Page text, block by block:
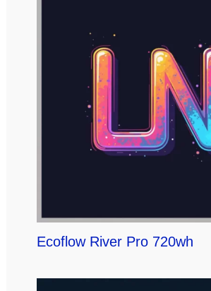
Ecoflow River Pro 720wh